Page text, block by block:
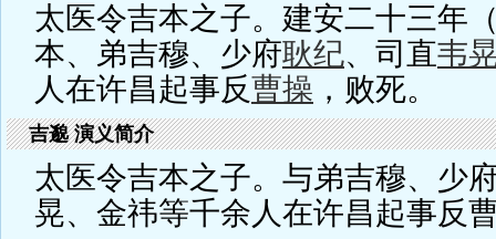
太医令吉本之子。建安二十三年
本、弟吉穆、少府耿纪、司直韦
人在许昌起事反曹操 ，败死。
吉邈 演义简介
太医令吉本之子。与弟吉穆、少
晃、金祎等千余人在许昌起事反